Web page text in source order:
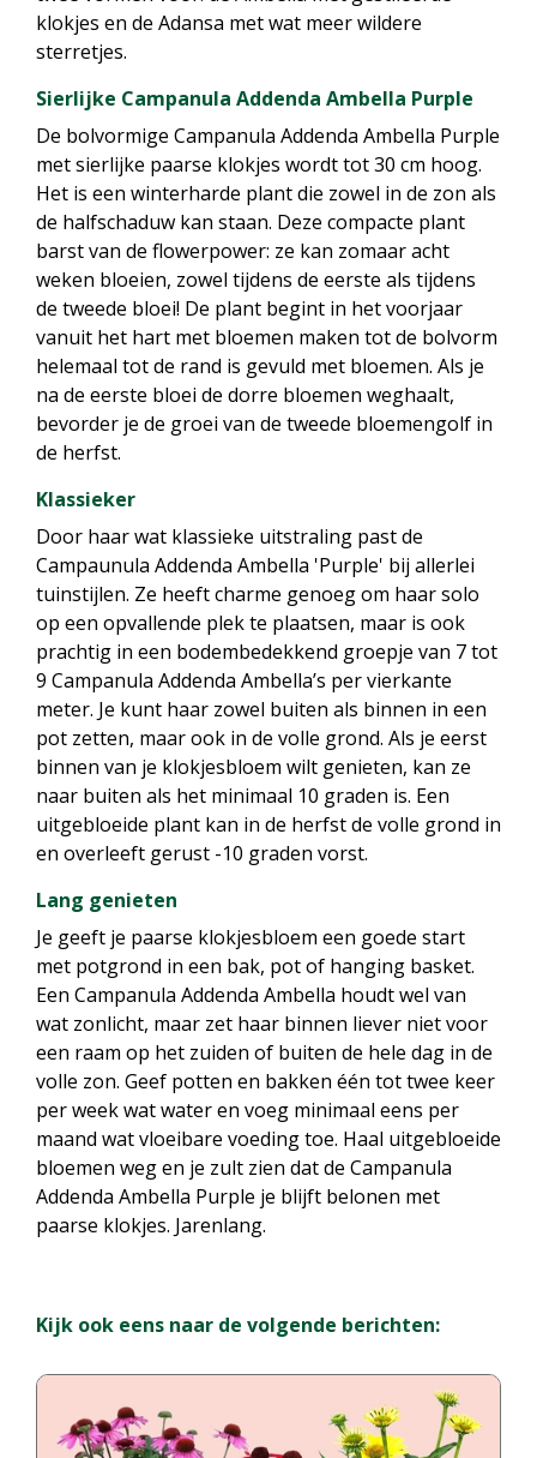
klokjes en de Adansa met wat meer wildere
sterretjes.
Sierlijke Campanula Addenda Ambella Purple
De bolvormige Campanula Addenda Ambella Purple
met sierlijke paarse klokjes wordt tot 30 cm hoog.
Het is een winterharde plant die zowel in de zon als
de halfschaduw kan staan. Deze compacte plant
barst van de flowerpower: ze kan zomaar acht
weken bloeien, zowel tijdens de eerste als tijdens
de tweede bloei! De plant begint in het voorjaar
vanuit het hart met bloemen maken tot de bolvorm
helemaal tot de rand is gevuld met bloemen. Als je
na de eerste bloei de dorre bloemen weghaalt,
bevorder je de groei van de tweede bloemengolf in
de herfst.
Klassieker
Door haar wat klassieke uitstraling past de
Campaunula Addenda Ambella 'Purple' bij allerlei
tuinstijlen. Ze heeft charme genoeg om haar solo
op een opvallende plek te plaatsen, maar is ook
prachtig in een bodembedekkend groepje van 7 tot
9 Campanula Addenda Ambella’s per vierkante
meter. Je kunt haar zowel buiten als binnen in een
pot zetten, maar ook in de volle grond. Als je eerst
binnen van je klokjesbloem wilt genieten, kan ze
naar buiten als het minimaal 10 graden is. Een
uitgebloeide plant kan in de herfst de volle grond in
en overleeft gerust -10 graden vorst.
Lang genieten
Je geeft je paarse klokjesbloem een goede start
met potgrond in een bak, pot of hanging basket.
Een Campanula Addenda Ambella houdt wel van
wat zonlicht, maar zet haar binnen liever niet voor
een raam op het zuiden of buiten de hele dag in de
volle zon. Geef potten en bakken één tot twee keer
per week wat water en voeg minimaal eens per
maand wat vloeibare voeding toe. Haal uitgebloeide
bloemen weg en je zult zien dat de Campanula
Addenda Ambella Purple je blijft belonen met
paarse klokjes. Jarenlang.
Kijk ook eens naar de volgende berichten: